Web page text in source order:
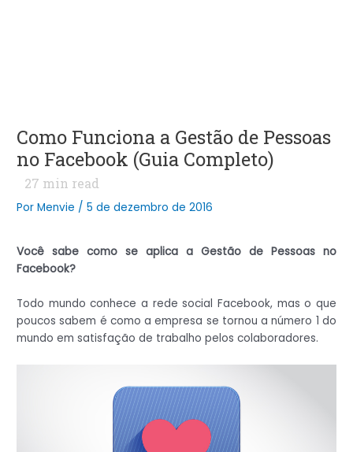
Como Funciona a Gestão de Pessoas
no Facebook (Guia Completo)
27 min read
PorMenvie /5 de dezembro de 2016
Você sabe como se aplica a Gestão de Pessoas no
Facebook?
Todo mundo conhece a rede social Facebook, mas o que
poucos sabem é como a empresa se tornou a número 1 do
mundo em satisfação de trabalho pelos colaboradores.